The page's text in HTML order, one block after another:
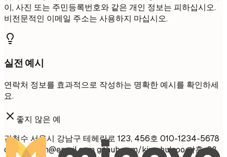
이, 사진 또는 주민등록번호와 같은 개인 정보는 피하십시오.
비전문적인 이메일 주소는 사용하지 마십시오.
실전 예시
연락처 정보를 효과적으로 작성하는 명확한 예시를 확인하세
요.
좋지 않은 예
김철수 서울시 강남구 테헤란로 123, 456호 010-1234-5678
chulsoo.kim@email.comgithub.com/kimchulsoo 미혼, 28